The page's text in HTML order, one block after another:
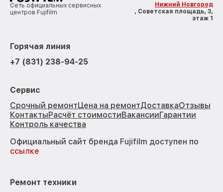
Сеть официальных сервисных
центров Fujifilm
Нижний Новгород
, Советская площадь, 3,
этаж 1
Горячая линия
+7 (831) 238-94-25
Сервис
Срочный ремонтЦена на ремонтДоставкаОтзывы
КонтактыРасчёт стоимостиВакансииГарантии
Контроль качества
Официальный сайт бренда Fujifilm доступен по
ссылке
Ремонт техники